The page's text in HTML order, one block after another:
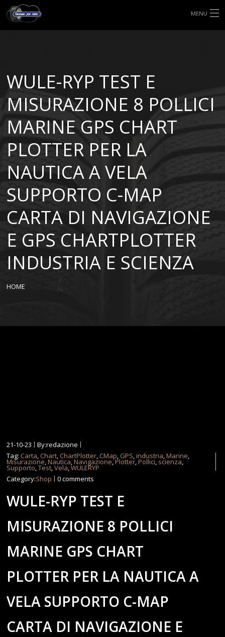
MENU
MISURE GOMME
BLOG
SHOP
WULE-RYP TEST E
MISURAZIONE 8 POLLICI
MARINE GPS CHART
PLOTTER PER LA
NAUTICA A VELA
SUPPORTO C-MAP
CARTA DI NAVIGAZIONE
E GPS CHARTPLOTTER
INDUSTRIA E SCIENZA
HOME
21-10-23
By:redazione
Tag: Carta, Chart, ChartPlotter, CMap, GPS,industria,Marine,
Misurazione,Nautica,Navigazione,Plotter,Pollici, scienza,
Supporto,Test,Vela,WULERYP
Category:Shop 0 comments
WULE-RYP TEST E
MISURAZIONE 8 POLLICI
MARINE GPS CHART
PLOTTER PER LA NAUTICA A
VELA SUPPORTO C-MAP
CARTA DI NAVIGAZIONE E